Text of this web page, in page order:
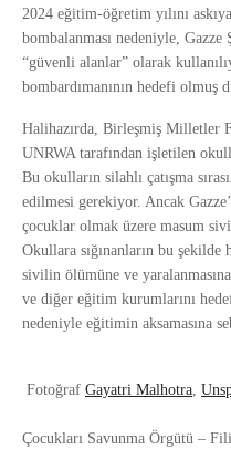
2024 eğitim-öğretim yılını
bombalanması nedeniyle,
“güvenli alanlar” olarak
bombardımanının hedefi olmuş
Halihazırda, Birleşmiş Milletler
UNRWA tarafından işletilen
Bu okulların silahlı çatışma
edilmesi gerekiyor. Ancak
çocuklar olmak üzere masum
Okullara sığınanların bu şekilde
sivilin ölümüne ve
ve diğer eğitim kurumlarını
nedeniyle eğitimin aksamasına
Fotoğraf Gayatri Malhotra,
Çocukları Savunma Örgütü –